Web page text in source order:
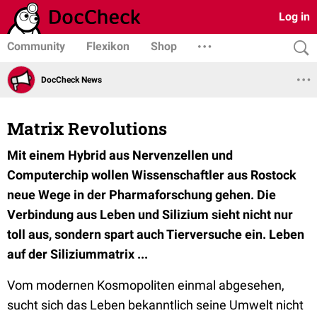
Log in
Community Flexikon Shop
DocCheck News
Matrix Revolutions
Mit einem Hybrid aus Nervenzellen und
Computerchip wollen Wissenschaftler aus Rostock
neue Wege in der Pharmaforschung gehen. Die
Verbindung aus Leben und Silizium sieht nicht nur
toll aus, sondern spart auch Tierversuche ein. Leben
auf der Siliziummatrix ...
Vom modernen Kosmopoliten einmal abgesehen,
sucht sich das Leben bekanntlich seine Umwelt nicht